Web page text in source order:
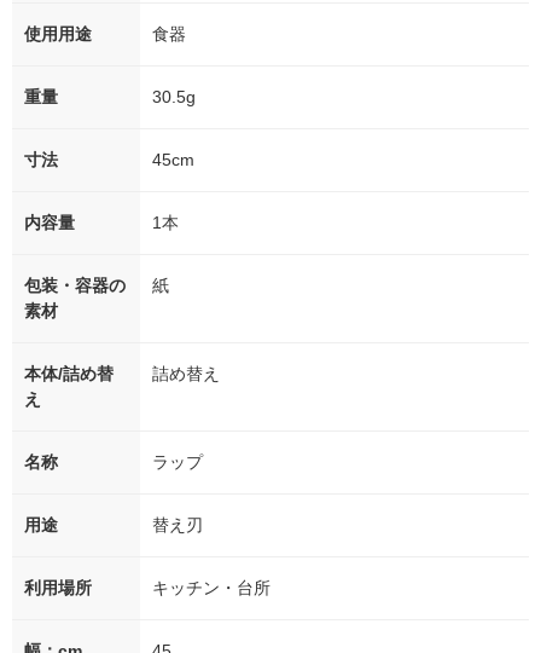
使用用途 食器
重量 30.5g
寸法 45cm
内容量 1本
包装・容器の
素材
紙
本体/詰め替
え
詰め替え
名称 ラップ
用途 替え刃
利用場所 キッチン・台所